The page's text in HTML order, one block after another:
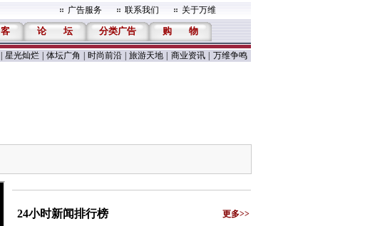
广告服务 联系我们 关于万维
客 论 坛 分类广告 购 物
星光灿烂 体坛广角 时尚前沿 旅游天地 商业资讯 万维争鸣
24小时新闻排行榜 更多>>